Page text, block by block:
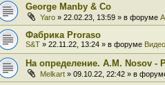
George Manby & Co
Yaro » 22.02.23, 13:59 » в форуме
Фабрика Proraso
S&T » 22.11.22, 13:24 » в форуме
На определение. A.M. Nosov -
Melkart » 09.10.22, 22:42 » в